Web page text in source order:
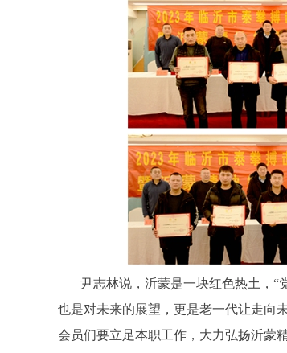
尹志林说，沂蒙是一块红色热土，“
也是对未来的展望，更是老一代让走向
会员们要立足本职工作，大力弘扬沂蒙